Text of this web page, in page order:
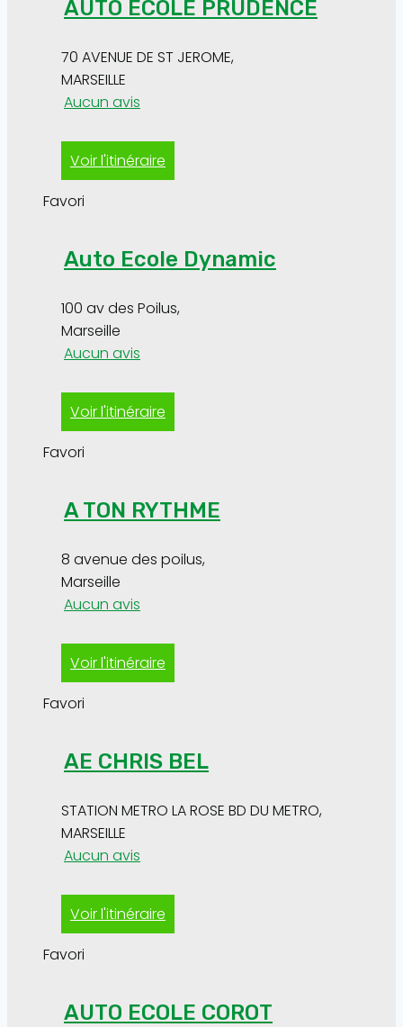
AUTO ECOLE PRUDENCE
70 AVENUE DE ST JEROME,
MARSEILLE
Aucun avis
Voir l'itinéraire
Favori
Auto Ecole Dynamic
100 av des Poilus,
Marseille
Aucun avis
Voir l'itinéraire
Favori
A TON RYTHME
8 avenue des poilus,
Marseille
Aucun avis
Voir l'itinéraire
Favori
AE CHRIS BEL
STATION METRO LA ROSE BD DU METRO,
MARSEILLE
Aucun avis
Voir l'itinéraire
Favori
AUTO ECOLE COROT